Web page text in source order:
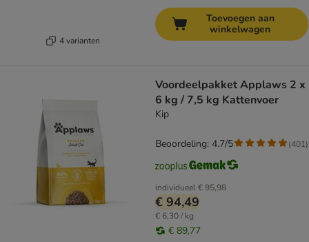
4 varianten
Toevoegen aan
winkelwagen
Voordeelpakket Applaws 2 x
6 kg / 7,5 kg Kattenvoer
Kip
individueel€ 95,98
€ 94,49
€ 6,30 / kg
€ 89,77
Beoordeling: 4.7/5 (401)